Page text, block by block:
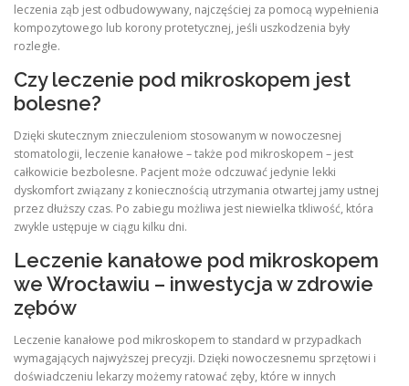
leczenia ząb jest odbudowywany, najczęściej za pomocą wypełnienia
kompozytowego lub korony protetycznej, jeśli uszkodzenia były
rozległe.
Czy leczenie pod mikroskopem jest
bolesne?
Dzięki skutecznym znieczuleniom stosowanym w nowoczesnej
stomatologii, leczenie kanałowe – także pod mikroskopem – jest
całkowicie bezbolesne. Pacjent może odczuwać jedynie lekki
dyskomfort związany z koniecznością utrzymania otwartej jamy ustnej
przez dłuższy czas. Po zabiegu możliwa jest niewielka tkliwość, która
zwykle ustępuje w ciągu kilku dni.
Leczenie kanałowe pod mikroskopem
we Wrocławiu – inwestycja w zdrowie
zębów
Leczenie kanałowe pod mikroskopem to standard w przypadkach
wymagających najwyższej precyzji. Dzięki nowoczesnemu sprzętowi i
doświadczeniu lekarzy możemy ratować zęby, które w innych